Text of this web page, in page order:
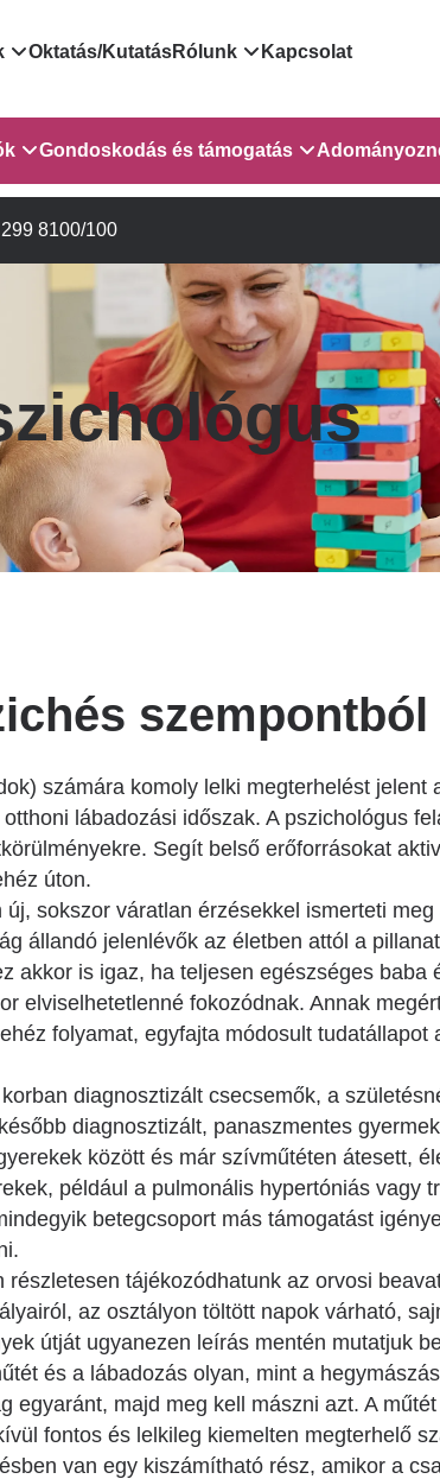
Domain
menu
for
GOKVI
(alt)
Online Várólista
Egészségablak
ügyeletkereső
alapellátási ügyeleti
körzetek Pest
vonatkozóan
link Pest
szívinfarktus regiszter
Oktatás/KutatásRólunk
Rendezvényeink
Dolgozz a GOKVI-ban!
Pályázatok
Egészségfejlesztő kórház
Közérdekű adatok
Kapcsolat
dokumentáció
ellátás
Központban
Gondoskodás és támogatás
Gyermekeknek és szüleiknek
Pszichológusok
Gyógytornászok
Szociális munkás
Kórházpedagógia
Gyógyszertár
8100/100
szempontból
számára komoly lelki megterhelést jelent
lábadozási időszak. A pszichológus
Segít belső erőforrásokat
úton.
sokszor váratlan érzésekkel ismerteti
állandó jelenlévők az életben attól a
akkor is igaz, ha teljesen egészséges baba
elviselhetetlenné fokozódnak. Annak
folyamat, egyfajta módosult tudatállapot
diagnosztizált csecsemők, a
diagnosztizált, panaszmentes
között és már szívműtéten átesett,
például a pulmonális hypertóniás vagy
betegcsoport más támogatást
részletesen tájékozódhatunk az orvosi
az osztályon töltött napok várható,
útját ugyanezen leírás mentén mutatjuk
és a lábadozás olyan, mint a
egyaránt, majd meg kell mászni azt. A
fontos és lelkileg kiemelten megterhelő
van egy kiszámítható rész, amikor a